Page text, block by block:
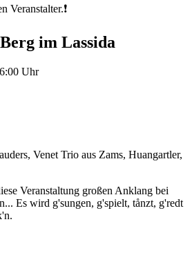
im Lassida
Uhr
Venet Trio aus Zams, Huangartler,
Veranstaltung großen Anklang bei
Es wird g'sungen, g'spielt, tånzt, g'redt